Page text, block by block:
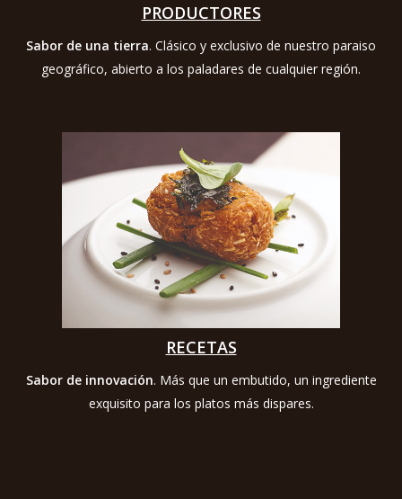
PRODUCTORES
Sabor de una tierra. Clásico y exclusivo de nuestro paraiso
geográfico, abierto a los paladares de cualquier región.
RECETAS
Sabor de innovación. Más que un embutido, un ingrediente
exquisito para los platos más dispares.